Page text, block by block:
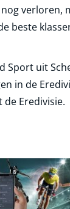
beste
uit
in de
Eredivisie.